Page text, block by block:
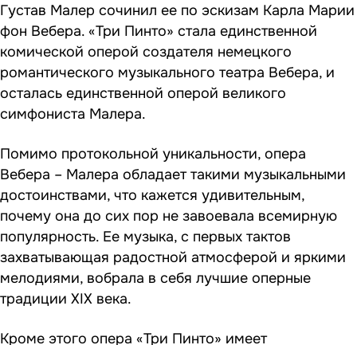
Густав Малер сочинил ее по эскизам Карла Марии
фон Вебера. «Три Пинто» стала единственной
комической оперой создателя немецкого
романтического музыкального театра Вебера, и
осталась единственной оперой великого
симфониста Малера.
Помимо протокольной уникальности, опера
Вебера – Малера обладает такими музыкальными
достоинствами, что кажется удивительным,
почему она до сих пор не завоевала всемирную
популярность. Ее музыка, с первых тактов
захватывающая радостной атмосферой и яркими
мелодиями, вобрала в себя лучшие оперные
традиции XIX века.
Кроме этого опера «Три Пинто» имеет